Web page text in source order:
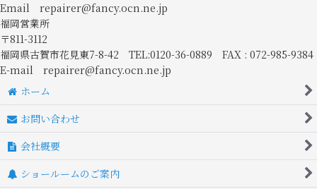
Email repairer@fancy.ocn.ne.jp
福岡営業所
〒811-3112
福岡県古賀市花見東7-8-42 TEL:0120-36-0889 FAX : 072-985-9384
E-mail repairer@fancy.ocn.ne.jp
ホーム
お問い合わせ
会社概要
ショールームのご案内